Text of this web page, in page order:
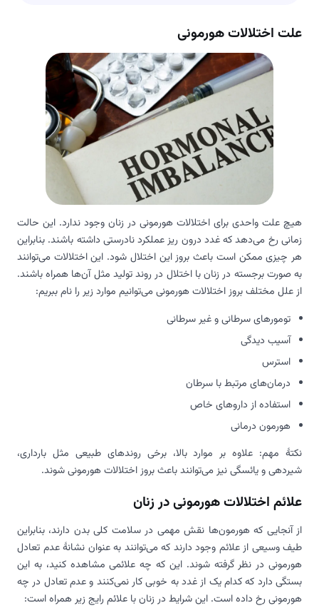
علت اختلالات هورمونی
هیچ علت واحدی برای اختلالات هورمونی در زنان وجود ندارد. این حالت
زمانی رخ می‌دهد که غدد درون ریز عملکرد نادرستی داشته باشند. بنابراین
هر چیزی ممکن است باعث بروز این اختلال شود. این اختلالات می‌توانند
به صورت برجسته در زنان با اختلال در روند تولید مثل آن‌ها همراه باشند.
از علل مختلف بروز اختلالات هورمونی می‌توانیم موارد زیر را نام ببریم:
تومورهای سرطانی و غیر سرطانی
آسیب دیدگی
استرس
درمان‌های مرتبط با سرطان
استفاده از داروهای خاص
هورمون درمانی
نکتۀ مهم: علاوه بر موارد بالا، برخی روندهای طبیعی مثل بارداری،
شیردهی و یائسگی نیز می‌توانند باعث بروز اختلالات هورمونی شوند.
علائم اختلالات هورمونی در زنان
از آنجایی که هورمون‌ها نقش مهمی در سلامت کلی بدن دارند، بنابراین
طیف وسیعی از علائم وجود دارند که می‌توانند به عنوان نشانۀ عدم تعادل
هورمونی در نظر گرفته شوند. این که چه علائمی مشاهده کنید، به این
بستگی دارد که کدام یک از غدد به خوبی کار نمی‌کنند و عدم تعادل در چه
هورمونی رخ داده است. این شرایط در زنان با علائم رایج زیر همراه است: